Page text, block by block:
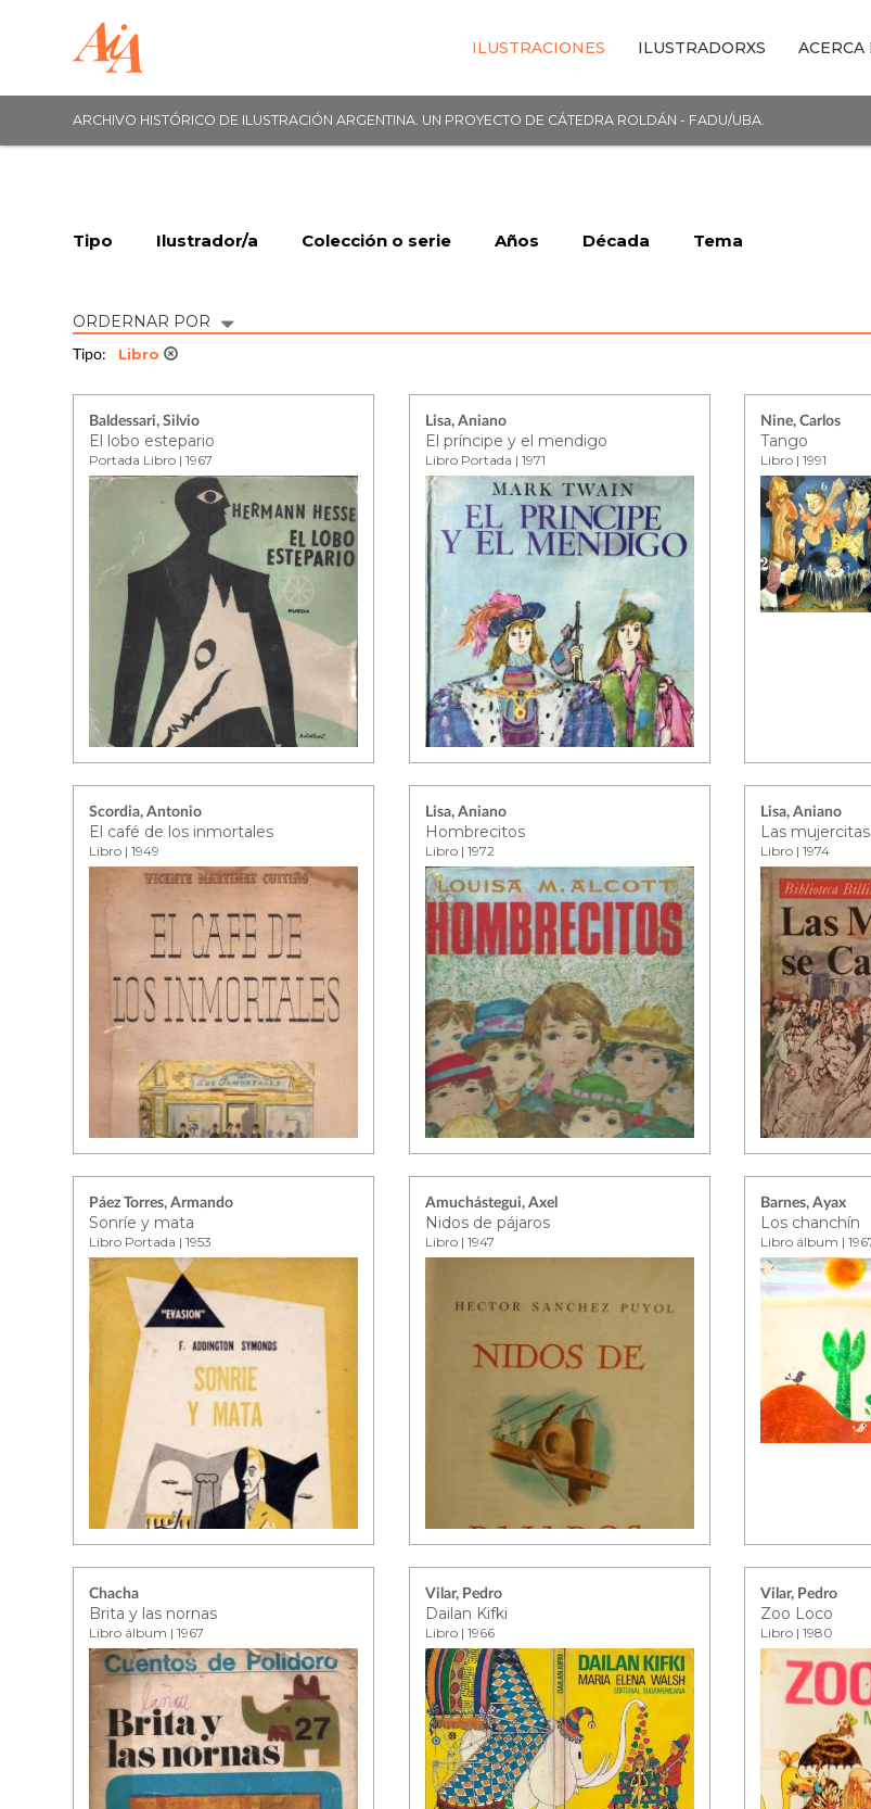
ILUSTRACIONES ILUSTRADORXS ACERCA
ARCHIVO HISTÓRICO DE ILUSTRACIÓN ARGENTINA. UN PROYECTO DE CÁTEDRA ROLDÁN - FADU/UBA.
Tipo Ilustrador/a Colección o serie Años Década Tema
ORDERNAR POR
Tipo: Libro
Baldessari, Silvio
El lobo estepario
Portada Libro | 1967
Lisa, Aniano
El príncipe y el mendigo
Libro Portada | 1971
Nine, Carlos
Tango
Libro | 1991
Scordia, Antonio
El café de los inmortales
Libro | 1949
Lisa, Aniano
Hombrecitos
Libro | 1972
Lisa, Aniano
Las
Libro | 1974
Páez Torres, Armando
Sonríe y mata
Libro Portada | 1953
Amuchástegui, Axel
Nidos de pájaros
Libro | 1947
Barnes, Ayax
Los chanchín
Libro álbum |
Chacha
Brita y las nornas
Libro álbum | 1967
Vilar, Pedro
Dailan Kifki
Libro | 1966
Vilar, Pedro
Zoo Loco
Libro | 1980